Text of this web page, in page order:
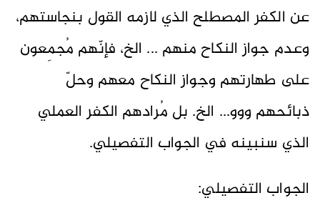
عن الكفر المصطلح الذي لازمه القول بنجاستهم،
وعدم جواز النكاح منهم ... الخ، فإنّهم مُجمِعون
على طهارتهم وجواز النكاح معهم وحلّ
ذبائحهم ووو... الخ. بل مُرادهم الكفر العملي
الذي سنبينه في الجواب التفصيلي.
الجواب التفصيلي: